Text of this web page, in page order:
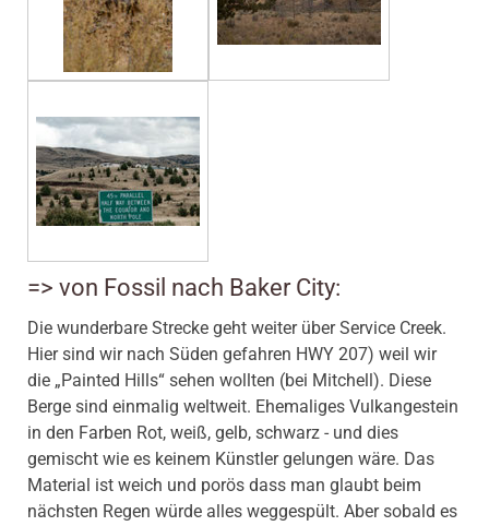
=> von Fossil nach Baker City:
Die wunderbare Strecke geht weiter über Service Creek.
Hier sind wir nach Süden gefahren HWY 207) weil wir
die „Painted Hills“ sehen wollten (bei Mitchell). Diese
Berge sind einmalig weltweit. Ehemaliges Vulkangestein
in den Farben Rot, weiß, gelb, schwarz - und dies
gemischt wie es keinem Künstler gelungen wäre. Das
Material ist weich und porös dass man glaubt beim
nächsten Regen würde alles weggespült. Aber sobald es